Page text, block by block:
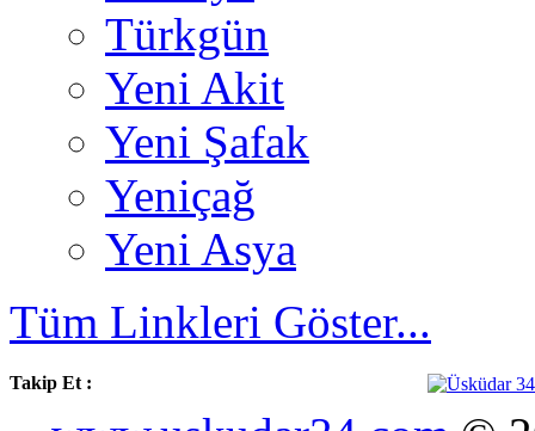
Türkgün
Yeni Akit
Yeni Şafak
Yeniçağ
Yeni Asya
Tüm Linkleri Göster...
Takip Et :